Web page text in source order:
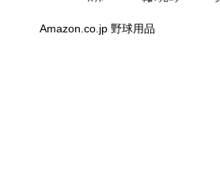
Amazon.co.jp 野球用品